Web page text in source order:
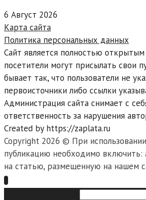
6 Август 2026
Карта сайта
Политика персональных данных
Сайт является полностью
посетители могут присылать свои
бывает так, что пользователи не
первоисточники либо ссылки
Администрация сайта снимает с
ответственность за нарушения
Created by https://zaplata.ru
Copyright 2026 © При
публикацию необходимо включить:
на статью, размещенную на нашем